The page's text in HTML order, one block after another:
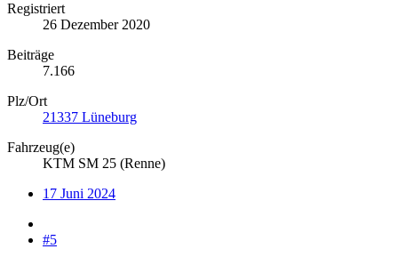
Registriert
26 Dezember 2020
Beiträge
7.166
Plz/Ort
21337 Lüneburg
Fahrzeug(e)
KTM SM 25 (Renne)
17 Juni 2024
#5